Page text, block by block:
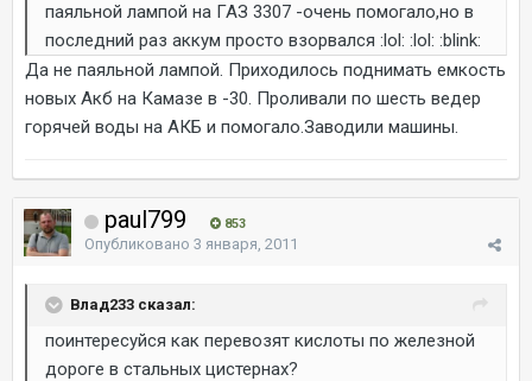
паяльной лампой на ГАЗ 3307 -очень помогало,но в
последний раз аккум просто взорвался :lol: :lol: :blink:
Да не паяльной лампой. Приходилось поднимать емкость
новых Акб на Камазе в -30. Проливали по шесть ведер
горячей воды на АКБ и помогало.Заводили машины.
paul799 853
Опубликовано 3 января, 2011
Влад233 сказал:
поинтересуйся как перевозят кислоты по железной
дороге в стальных цистернах?